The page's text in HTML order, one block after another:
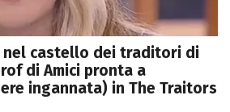
nel castello dei traditori di
di Amici pronta a
ingannata) in The Traitors